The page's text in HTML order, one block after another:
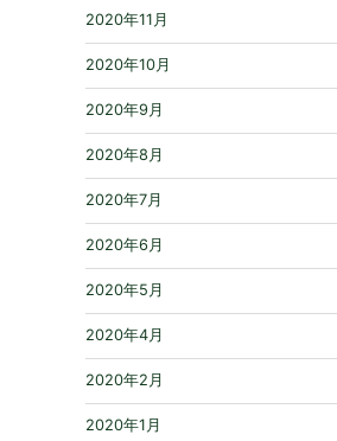
2020年11月
2020年10月
2020年9月
2020年8月
2020年7月
2020年6月
2020年5月
2020年4月
2020年2月
2020年1月